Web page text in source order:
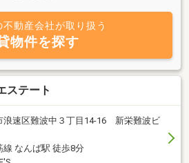
ンの事などなど、専門のスタッフが迅
動産・建築のあらゆるニーズにお応え
社にはあります。 是非一度、どんな事
い。【本店】 大阪府大阪市浪速区浪速
阪府堺市堺区寺地町西1丁1番1号【東大
1丁目1番7号【兵庫店】 兵庫県西宮
不動産会社が取り扱う
物件を探す
テート
浪速区難波中３丁目14-16 新栄難波ビ
線 なんば駅 徒歩8分